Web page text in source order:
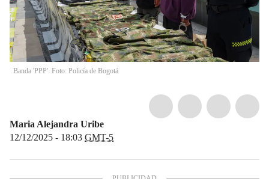
Banda 'PPP'. Foto: Policía de Bogotá
Maria Alejandra Uribe
12/12/2025 - 18:03 GMT-5